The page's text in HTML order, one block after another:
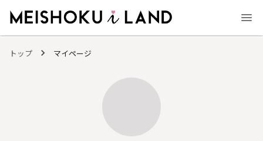
トップ マイページ